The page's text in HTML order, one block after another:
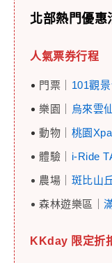
北部熱門優惠
人氣票券行程
門票｜ 101觀景
樂園｜
烏來雲
動物｜ 桃園
體驗｜ i-Ride
農場｜ 斑比山
森林遊樂區｜
KKday 限定折